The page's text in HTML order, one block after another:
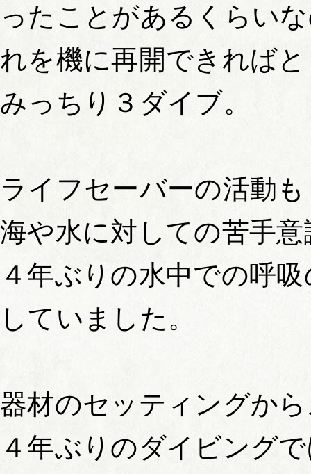
ったことがあるくらい
れを機に再開できれば
みっちり３ダイブ。
ライフセーバーの活動
海や水に対しての苦手
４年ぶりの水中での呼
していました。
器材のセッティングか
４年ぶりのダイビング